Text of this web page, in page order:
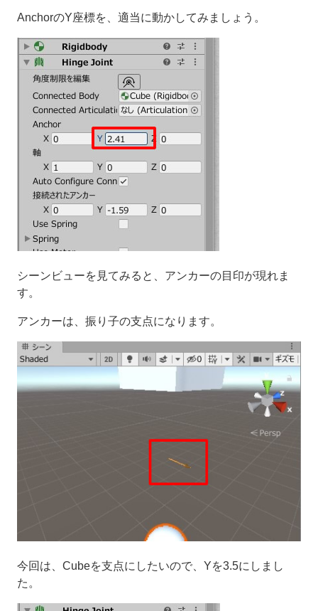
AnchorのY座標を、適当に動かしてみましょう。
シーンビューを見てみると、アンカーの目印が現れま
す。
アンカーは、振り子の支点になります。
今回は、Cubeを支点にしたいので、Yを3.5にしまし
た。